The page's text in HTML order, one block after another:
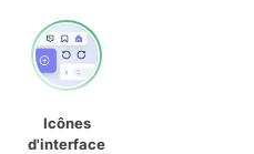
Icônes
d'interface